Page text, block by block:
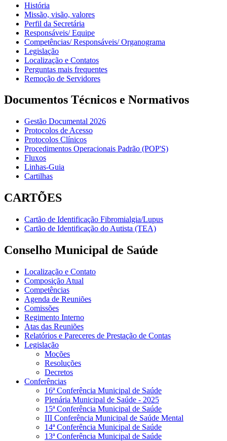
História
Missão, visão, valores
Perfil da Secretária
Responsáveis/ Equipe
Competências/ Responsáveis/ Organograma
Legislação
Localização e Contatos
Perguntas mais frequentes
Remoção de Servidores
Documentos Técnicos e Normativos
Gestão Documental 2026
Protocolos de Acesso
Protocolos Clínicos
Procedimentos Operacionais Padrão (POP'S)
Fluxos
Linhas-Guia
Cartilhas
CARTÕES
Cartão de Identificação Fibromialgia/Lupus
Cartão de Identificação do Autista (TEA)
Conselho Municipal de Saúde
Localização e Contato
Composição Atual
Competências
Agenda de Reuniões
Comissões
Regimento Interno
Atas das Reuniões
Relatórios e Pareceres de Prestação de Contas
Legislação
Moções
Resoluções
Decretos
Conferências
16ª Conferência Municipal de Saúde
Plenária Municipal de Saúde - 2025
15ª Conferência Municipal de Saúde
III Conferência Municipal de Saúde Mental
14ª Conferência Municipal de Saúde
13ª Conferência Municipal de Saúde